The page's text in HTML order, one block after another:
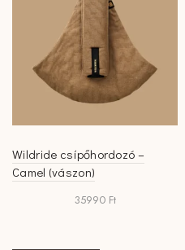
Wildride csípőhordozó –
Camel (vászon)
35990 Ft